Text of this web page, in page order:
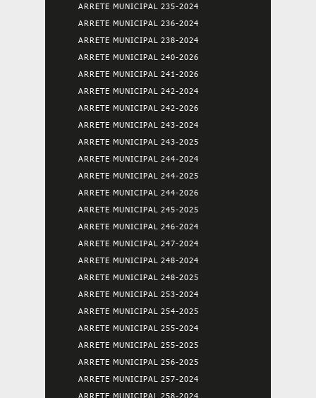
ARRETE MUNICIPAL 235-2024
ARRETE MUNICIPAL 236-2024
ARRETE MUNICIPAL 238-2024
ARRETE MUNICIPAL 240-2026
ARRETE MUNICIPAL 241-2026
ARRETE MUNICIPAL 242-2024
ARRETE MUNICIPAL 242-2026
ARRETE MUNICIPAL 243-2024
ARRETE MUNICIPAL 243-2025
ARRETE MUNICIPAL 244-2024
ARRETE MUNICIPAL 244-2025
ARRETE MUNICIPAL 244-2026
ARRETE MUNICIPAL 245-2025
ARRETE MUNICIPAL 246-2024
ARRETE MUNICIPAL 247-2024
ARRETE MUNICIPAL 248-2024
ARRETE MUNICIPAL 248-2025
ARRETE MUNICIPAL 253-2024
ARRETE MUNICIPAL 254-2025
ARRETE MUNICIPAL 255-2024
ARRETE MUNICIPAL 255-2025
ARRETE MUNICIPAL 256-2025
ARRETE MUNICIPAL 257-2024
ARRETE MUNICIPAL 258-2024